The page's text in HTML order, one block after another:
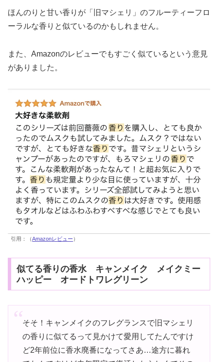
ほんのりと甘い香りが「旧マシェリ」のフルーティーフロ
ーラルな香りと似ているのかもしれません。
また、Amazonのレビューでもすごく似ているという意見
がありました。
引用：（Amazonレビュー ）
似てる香りの香水 キャンメイク メイクミー
ハッピー オードトワレグリーン
そそ！キャンメイクのフレグランスで旧マシェリ
の香りに似てるって見かけて愛用してたんですけ
ど2年前位に香水廃番になってさあ…途方に暮れ